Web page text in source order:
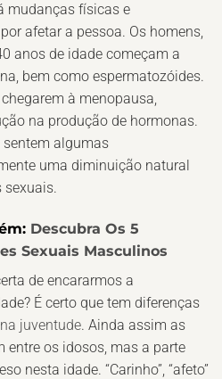
mudanças físicas e
afetar a pessoa. Os homens,
anos de idade começam a
bem como espermatozóides.
à menopausa,
na produção de hormonas.
sentem algumas
uma diminuição natural
sexuais.
Descubra Os 5
Sexuais Masculinos
de encararmos a
É certo que tem diferenças
juventude. Ainda assim as
entre os idosos, mas a parte
nesta idade. “Carinho”, “afeto”